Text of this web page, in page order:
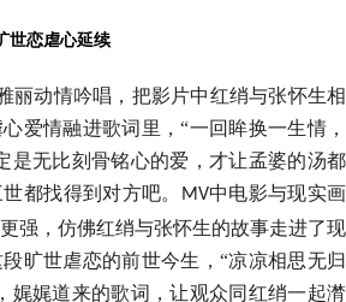
世恋虐心延续
丽动情吟唱，把影片中红绡与张怀生相
爱情融进歌词里，“一回眸换一生情，
是无比刻骨铭心的爱，才让孟婆的汤都
都找得到对方吧。
MV中电影与现实画
强，仿佛红绡与张怀生的故事走进了现
旷世虐恋的前世今生，“凉凉相思无归
娓娓道来的歌词，让观众同红绡一起潸